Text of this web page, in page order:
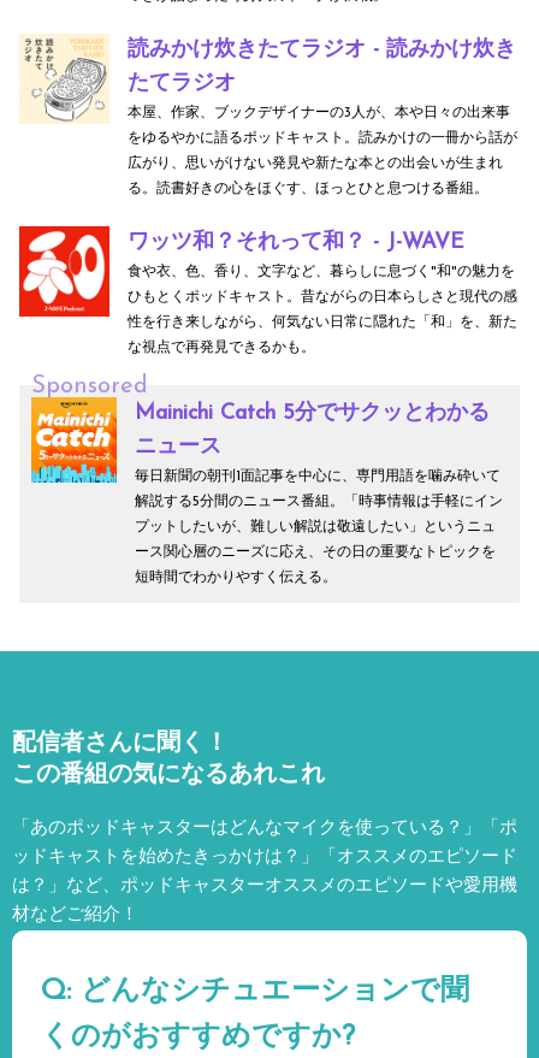
読みかけ炊きたてラジオ - 読みかけ炊き
たてラジオ
本屋、作家、ブックデザイナーの3人が、本や日々の出来事
をゆるやかに語るポッドキャスト。読みかけの一冊から話が
広がり、思いがけない発見や新たな本との出会いが生まれ
る。読書好きの心をほぐす、ほっとひと息つける番組。
ワッツ和？それって和？ - J-WAVE
食や衣、色、香り、文字など、暮らしに息づく"和"の魅力を
ひもとくポッドキャスト。昔ながらの日本らしさと現代の感
性を行き来しながら、何気ない日常に隠れた「和」を、新た
な視点で再発見できるかも。
Sponsored
Mainichi Catch 5分でサクッとわかる
ニュース
毎日新聞の朝刊1面記事を中心に、専門用語を噛み砕いて
解説する5分間のニュース番組。「時事情報は手軽にイン
プットしたいが、難しい解説は敬遠したい」というニュ
ース関心層のニーズに応え、その日の重要なトピックを
短時間でわかりやすく伝える。
配信者さんに聞く！
この番組の気になるあれこれ
「あのポッドキャスターはどんなマイクを使っている？」「ポ
ッドキャストを始めたきっかけは？」「オススメのエピソード
は？」など、 ポッドキャスターオススメのエピソードや愛用機
材などご紹介！
Q: どんなシチュエーションで聞
くのがおすすめですか?